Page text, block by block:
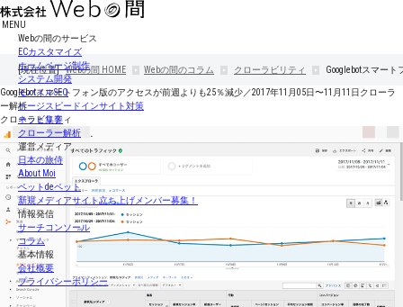
[現在位置] Webの間 HOME Webの間のコラム クローラビリティ Googlebotスマー
Googlebotスマートフォン版のアクセスが前週よりも25％減少／2017年11月05日〜11月11日クローラ
ー解析
クローラビリティ
MENU
Webの間のサービス
ECカスタマイズ
ホームページ制作
システム開発
モバイルSEO
ページスピードインサイト対策
ネット集客
クローラー解析
運営メディア
日本の旅侍
About Moi
ペットdeペット
新規メディアサイト立ち上げメンバー募集！
情報発信
サーチコンソール
コラム
基本情報
会社概要
プライバシーポリシー